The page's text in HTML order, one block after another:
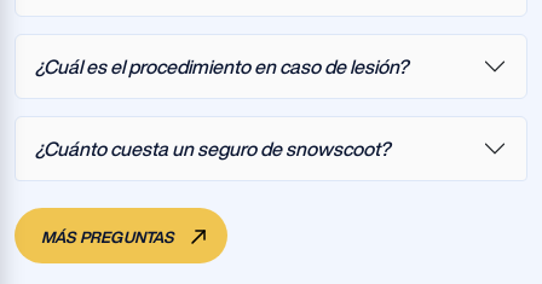
¿Cuál es el procedimiento en caso de lesión?
¿Cuánto cuesta un seguro de snowscoot?
MÁS PREGUNTAS